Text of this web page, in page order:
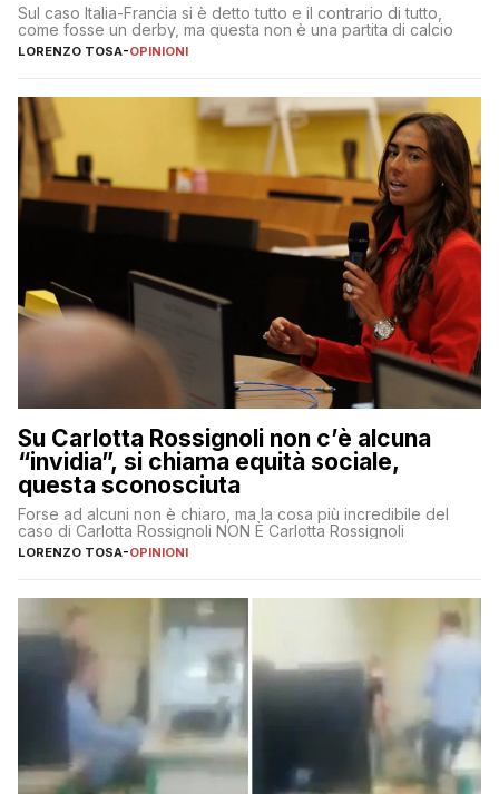
Sul caso Italia-Francia si è detto tutto e il contrario di tutto,
come fosse un derby, ma questa non è una partita di calcio
LORENZO TOSA-OPINIONI
Su Carlotta Rossignoli non c’è alcuna
“invidia”, si chiama equità sociale,
questa sconosciuta
Forse ad alcuni non è chiaro, ma la cosa più incredibile del
caso di Carlotta Rossignoli NON È Carlotta Rossignoli
LORENZO TOSA-OPINIONI